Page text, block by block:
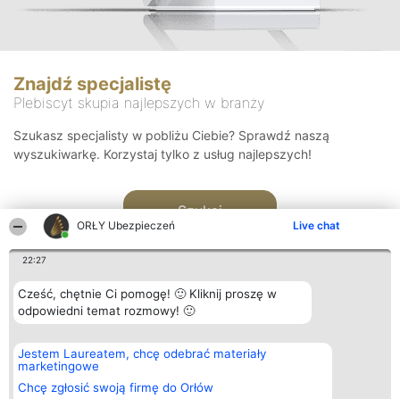
ORŁY Ubezpieczeń Live chat
22:27
Cześć, chętnie Ci pomogę! 🙂 Kliknij proszę w
odpowiedni temat rozmowy! 🙂
Jestem Laureatem, chcę odebrać materiały
marketingowe
Chcę zgłosić swoją firmę do Orłów
Znajdź specjalistę
Plebiscyt skupia najlepszych w branży
Szukasz specjalisty w pobliżu Ciebie? Sprawdź naszą
wyszukiwarkę. Korzystaj tylko z usług najlepszych!
Szukaj
Organizator plebiscytu
Bright Side Solutions sp. z o.
o. sp. k.
ul. Ruska 22
Wrocław 50-079
Plebiscyt
Laureaci
wszystkich
Laureatów
Kontakt
Kontakt